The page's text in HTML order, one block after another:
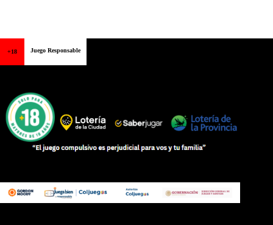
+18 Juego Responsable